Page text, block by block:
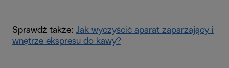
Sprawdź także: Jak wyczyścić aparat zaparzający i
wnętrze ekspresu do kawy?